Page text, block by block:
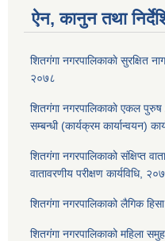
ऐन, कानुन तथा
शितगंगा नगरपालिकाकाे सुरक्षित
२०७८
शितगंगा नगरपालिकाकाे एकल पुरुष
सम्बन्धी (कार्यक्रम कार्यान्वयन)
शितगंगा नगरपालिकाको संक्षिप्त
वातावरणीय परीक्षण कार्यविधि,
शितगंगा नगरपालिकाको लैगिक
शितगंगा नगरपालिकाको महिला